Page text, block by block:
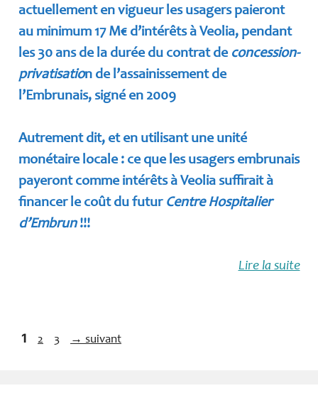
actuellement en vigueur les usagers paieront
au minimum 17 M€ d’intérêts à Veolia, pendant
les 30 ans de la durée du contrat de concession-
privatisation de l’assainissement de
l’Embrunais, signé en 2009
Autrement dit, et en utilisant une unité
monétaire locale : ce que les usagers embrunais
payeront comme intérêts à Veolia suffirait à
financer le coût du futurCentre Hospitalier
d’Embrun !!!
Lire la suite
Page
1 Page
2 Page
3 → suivant